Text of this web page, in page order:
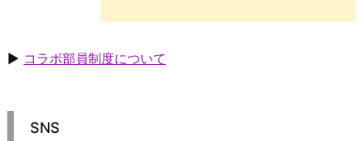
▶ コラボ部員制度について
SNS